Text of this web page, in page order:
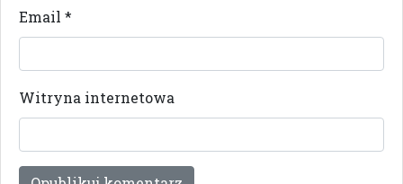
Email *
Witryna internetowa